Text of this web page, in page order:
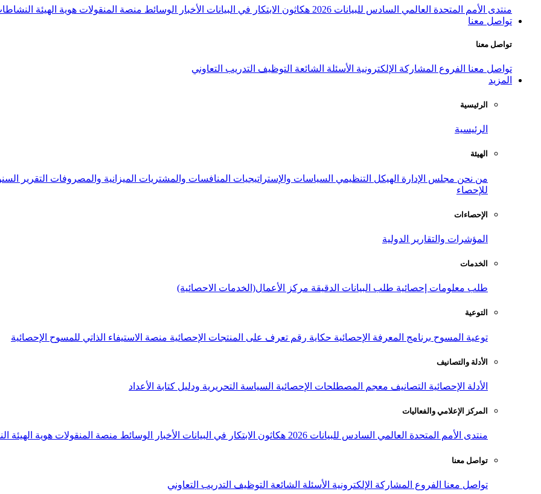
منتدى الأمم المتحدة العالمي السادس للبيانات 2026 هكاثون الابتكار في البيانات الأخبار الوسائط منصة المنقولات هوية الهيئة
تواصل معنا
تواصل معنا
تواصل معنا الفروع المشاركة الإلكترونية الأسئلة الشائعة التوظيف التدريب التعاوني
المزيد
الرئيسية
الرئيسية
الهيئة
من نحن مجلس الإدارة الهيكل التنظيمي السياسات والإستراتيجيات المنافسات والمشتريات الميزانية والمصروفات التقرير
للإحصاء
الإحصاءات
المؤشرات والتقارير الدولية
الخدمات
طلب معلومات إحصائية طلب البيانات الدقيقة مركز الأعمال(الخدمات الاحصائية)
التوعية
توعية المسوح برنامج المعرفة الإحصائية حكاية رقم تعرف على المنتجات الإحصائية منصة الاستيفاء الذاتي للمسوح الإحصائية
الأدلة والتصانيف
الأدلة الإحصائية التصانيف معجم المصطلحات الإحصائية السياسة التحريرية ودليل كتابة الأعداد
المركز الإعلامي والفعاليات
منتدى الأمم المتحدة العالمي السادس للبيانات 2026 هكاثون الابتكار في البيانات الأخبار الوسائط منصة المنقولات هوية الهيئة
تواصل معنا
تواصل معنا الفروع المشاركة الإلكترونية الأسئلة الشائعة التوظيف التدريب التعاوني